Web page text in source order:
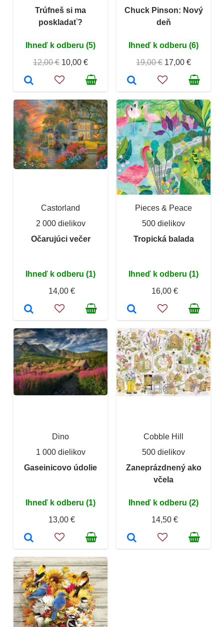
Trúfneš si ma
poskladať?
Ihneď k odberu (5)
12,00 € 10,00 €
Chuck Pinson: Nový
deň
Ihneď k odberu (6)
19,00 € 17,00 €
Castorland
2 000 dielikov
Očarujúci večer
Ihneď k odberu (1)
14,00 €
Pieces & Peace
500 dielikov
Tropická balada
Ihneď k odberu (1)
16,00 €
Dino
1 000 dielikov
Gaseinicovo údolie
Ihneď k odberu (1)
13,00 €
Cobble Hill
500 dielikov
Zaneprázdnený ako
včela
Ihneď k odberu (2)
14,50 €